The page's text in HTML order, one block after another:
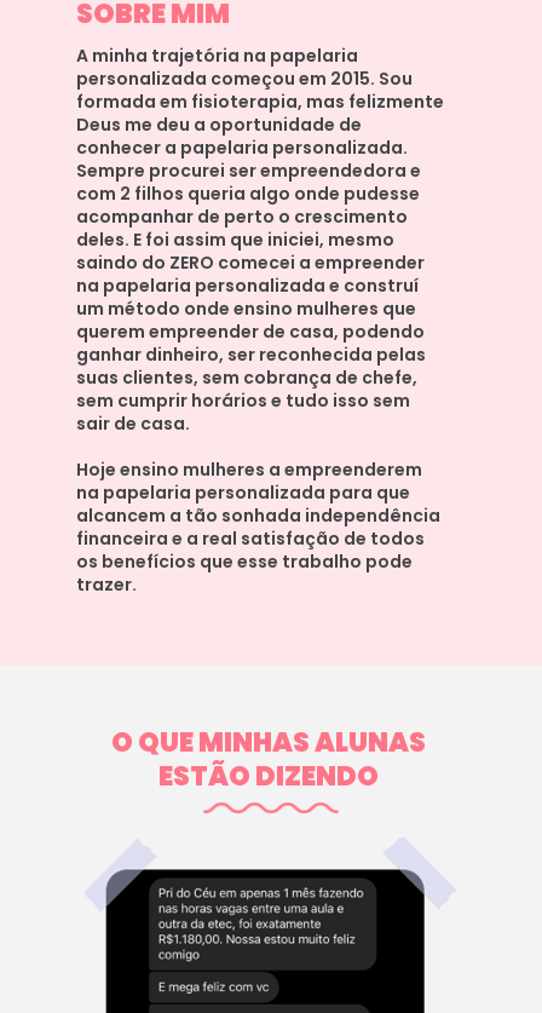
A minha trajetória na papelaria
personalizada começou em 2015. Sou
formada em fisioterapia, mas felizmente
Deus me deu a oportunidade de
conhecer a papelaria personalizada.
Sempre procurei ser empreendedora e
com 2 filhos queria algo onde pudesse
acompanhar de perto o crescimento
deles. E foi assim que iniciei, mesmo
saindo do ZERO comecei a empreender
na papelaria personalizada e construí
um método onde ensino mulheres que
querem empreender de casa, podendo
ganhar dinheiro, ser reconhecida pelas
suas clientes, sem cobrança de chefe,
sem cumprir horários e tudo isso sem
sair de casa.
Hoje ensino mulheres a empreenderem
na papelaria personalizada para que
alcancem a tão sonhada independência
financeira e a real satisfação de todos
os benefícios que esse trabalho pode
trazer.
O QUE MINHAS ALUNAS
ESTÃO DIZENDO